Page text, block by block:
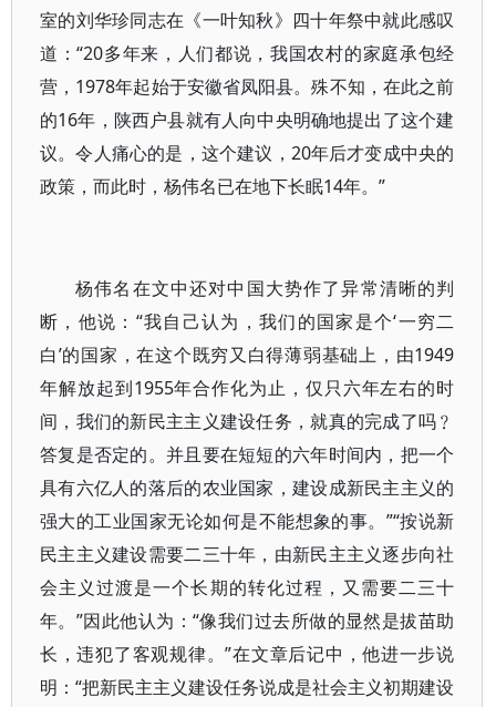
室的刘华珍同志在《一叶知秋》四十年祭中就此感叹
道：“20多年来，人们都说，我国农村的家庭承包经
营，1978年起始于安徽省凤阳县。殊不知，在此之前
的16年，陕西户县就有人向中央明确地提出了这个建
议。令人痛心的是，这个建议，20年后才变成中央的
政策，而此时，杨伟名已在地下长眠14年。”
杨伟名在文中还对中国大势作了异常清晰的判
断，他说：“我自己认为，我们的国家是个‘一穷二
白’的国家，在这个既穷又白得薄弱基础上，由1949
年解放起到1955年合作化为止，仅只六年左右的时
间，我们的新民主主义建设任务，就真的完成了吗﹖
答复是否定的。并且要在短短的六年时间内，把一个
具有六亿人的落后的农业国家，建设成新民主主义的
强大的工业国家无论如何是不能想象的事。”“按说新
民主主义建设需要二三十年，由新民主主义逐步向社
会主义过渡是一个长期的转化过程，又需要二三十
年。”因此他认为：“像我们过去所做的显然是拔苗助
长，违犯了客观规律。”在文章后记中，他进一步说
明：“把新民主主义建设任务说成是社会主义初期建设